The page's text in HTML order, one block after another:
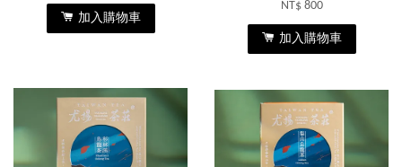
加入購物車
NT$ 800
加入購物車